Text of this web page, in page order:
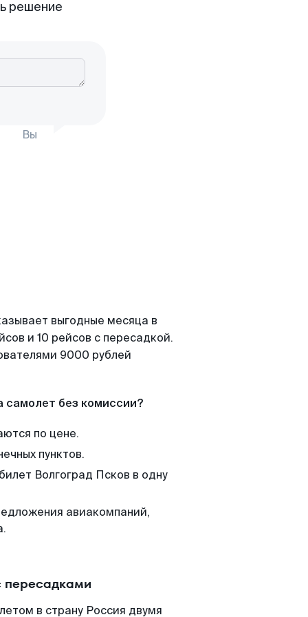
решение
Вы
выгодные месяца в
и 10 рейсов с пересадкой.
9000 рублей
самолет без комиссии?
по цене.
пунктов.
Волгоград Псков в одну
авиакомпаний,
пересадками
в страну Россия двумя